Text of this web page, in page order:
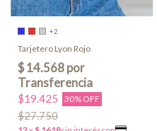
+2
Tarjetero Lyon Rojo
$19.425 30% OFF
$27.750